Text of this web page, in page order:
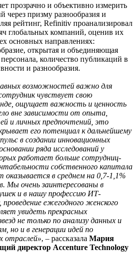
прозрачно и объективно измерить
через призму разнообразия и
рейтинг, Refinitiv проанализировал
глобальных компаний, оценив их
основных направлениях:
открытая и объединяющая
количество публикаций в
и разнообразия.
возможностей важно для
чувствует свою
ощущает важность и ценность
вне зависимости от опыта,
и личных предпочтений, это
его потенциал к дальнейшему
в создании инновационных
ряда исследований у
работает больше сотрудниц-
собственного капитала
оказывается в среднем на 0,7-1,1%
Мы очень заинтересованы в
и в нашу профессию ИТ-
ежегодного женского
увидеть прекрасных
не только по анализу данных и
но и в генерации идей по
отраслей», – рассказала Мария
директор Accenture Technology